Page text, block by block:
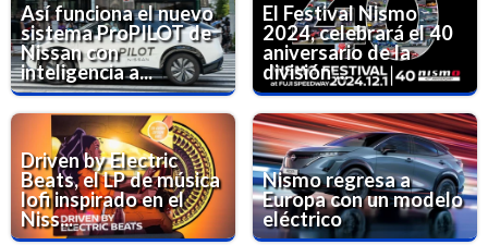
Así funciona el nuevo
sistema ProPILOT de
Nissan con
inteligencia a...
El Festival Nismo
2024, celebrará el 40
aniversario de la
división ...
Driven by Electric
Beats, el LP de música
lofi inspirado en el
Niss...
Nismo regresa a
Europa con un modelo
eléctrico